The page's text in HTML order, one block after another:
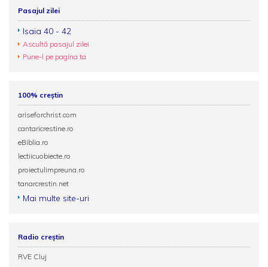
Pasajul zilei
Isaia 40 - 42
Ascultă pasajul zilei
Pune-l pe pagina ta
100% creștin
ariseforchrist.com
cantaricrestine.ro
eBiblia.ro
lectiicuobiecte.ro
proiectulimpreuna.ro
tanarcrestin.net
Mai multe site-uri
Radio creștin
RVE Cluj